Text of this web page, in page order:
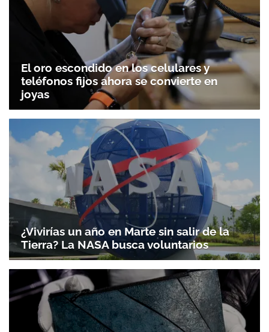
El oro escondido en los celulares y
teléfonos fijos ahora se convierte en
joyas
¿Vivirías un año en Marte sin salir de la
Tierra? La NASA busca voluntarios